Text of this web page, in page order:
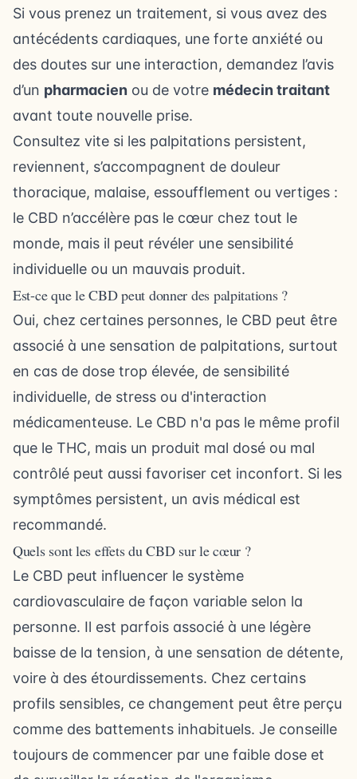
Si vous prenez un traitement, si vous avez des
antécédents cardiaques, une forte anxiété ou
des doutes sur une interaction, demandez l’avis
d’un pharmacien ou de votre médecin traitant
avant toute nouvelle prise.
Consultez vite si les palpitations persistent,
reviennent, s’accompagnent de douleur
thoracique, malaise, essoufflement ou vertiges :
le CBD n’accélère pas le cœur chez tout le
monde, mais il peut révéler une sensibilité
individuelle ou un mauvais produit.
Est-ce que le CBD peut donner des palpitations ?
Oui, chez certaines personnes, le CBD peut être
associé à une sensation de palpitations, surtout
en cas de dose trop élevée, de sensibilité
individuelle, de stress ou d'interaction
médicamenteuse. Le CBD n'a pas le même profil
que le THC, mais un produit mal dosé ou mal
contrôlé peut aussi favoriser cet inconfort. Si les
symptômes persistent, un avis médical est
recommandé.
Quels sont les effets du CBD sur le cœur ?
Le CBD peut influencer le système
cardiovasculaire de façon variable selon la
personne. Il est parfois associé à une légère
baisse de la tension, à une sensation de détente,
voire à des étourdissements. Chez certains
profils sensibles, ce changement peut être perçu
comme des battements inhabituels. Je conseille
toujours de commencer par une faible dose et